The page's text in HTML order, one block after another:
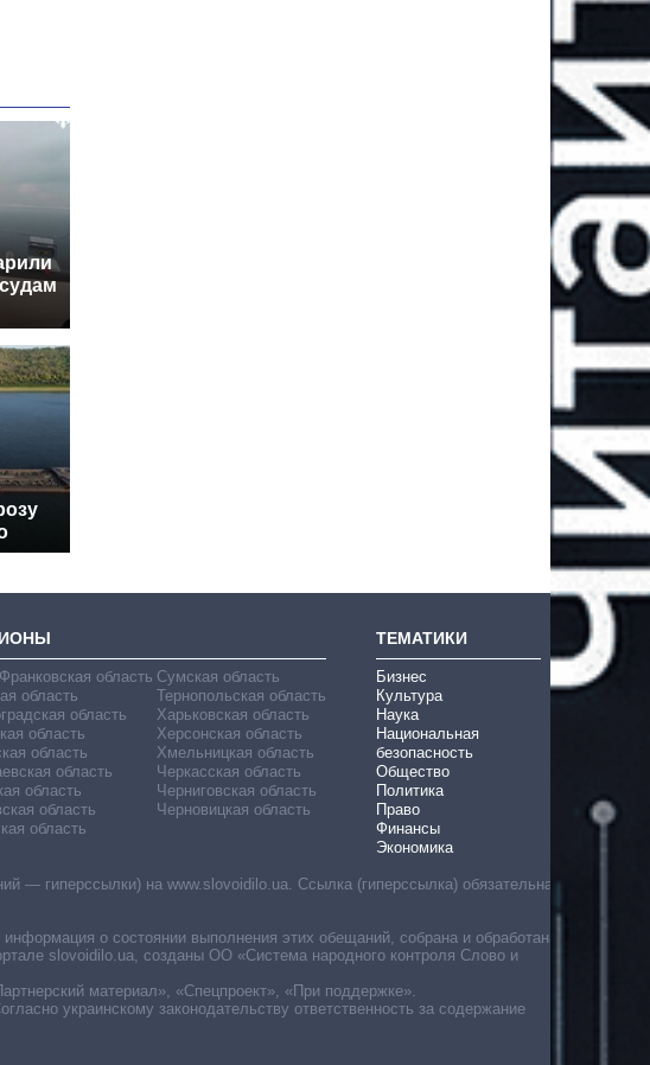
область
область
область
область
область
область
область
область
область
Сумская область
Тернопольская область
Харьковская область
Херсонская область
Хмельницкая область
Черкасская область
Черниговская область
Черновицкая область
ТЕМАТИКИ
Бизнес
Культура
Наука
Национальная
безопасность
Общество
Политика
Право
Финансы
Экономика
— гиперссылки) на www.slovoidilo.ua. Ссылка (гиперссылка) обязательна
о состоянии выполнения этих обещаний, собрана и обработана
slovoidilo.ua, созданы ОО «Система народного контроля Слово и
материал», «Спецпроект», «При поддержке».
украинскому законодательству ответственность за содержание